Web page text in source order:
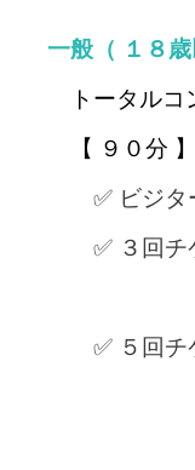
一般 （ １８
トータルコ
【 ９０分 】
✅ ビジター
✅ ３回チケ
（
✅ ５回チケ
（